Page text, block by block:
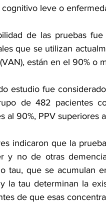
leve o
de las pruebas
que se utilizan
están en el 90% o
estudio fue
de 482 pacientes
al 90%, PPV superiores
indicaron que la
y no de otras
tau, que se acumulan
la tau determinan la
de que esas